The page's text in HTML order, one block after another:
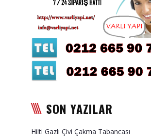
Asma Tavan Karolam
Malzeme Satışı
Alçıpan malzemesi satışı
Sandviç Panel Malzemesi
Satışı
Asma Tavan Malzemesi
Kaplama
SON YAZILAR
Hilti Gazlı Çivi Çakma Tabancası